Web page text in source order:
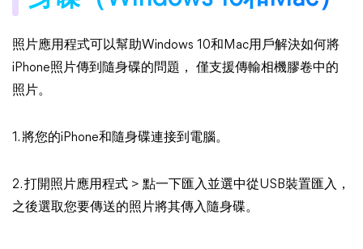
照片應用程式可以幫助Windows 10和Mac用戶解決如何將
iPhone照片傳到隨身碟的問題， 僅支援傳輸相機膠卷中的
照片。
1. 將您的iPhone和隨身碟連接到電腦。
2. 打開照片應用程式 > 點一下匯入並選中從USB裝置匯入，
之後選取您要傳送的照片將其傳入隨身碟。